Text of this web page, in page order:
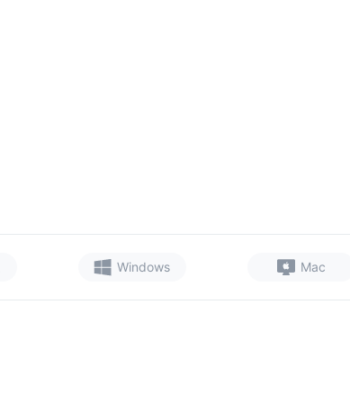
Windows Mac